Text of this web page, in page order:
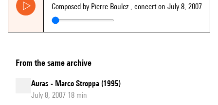
Composed by Pierre Boulez , concert on July 8, 2007
From the same archive
Auras - Marco Stroppa (1995)
July 8, 2007 18 min